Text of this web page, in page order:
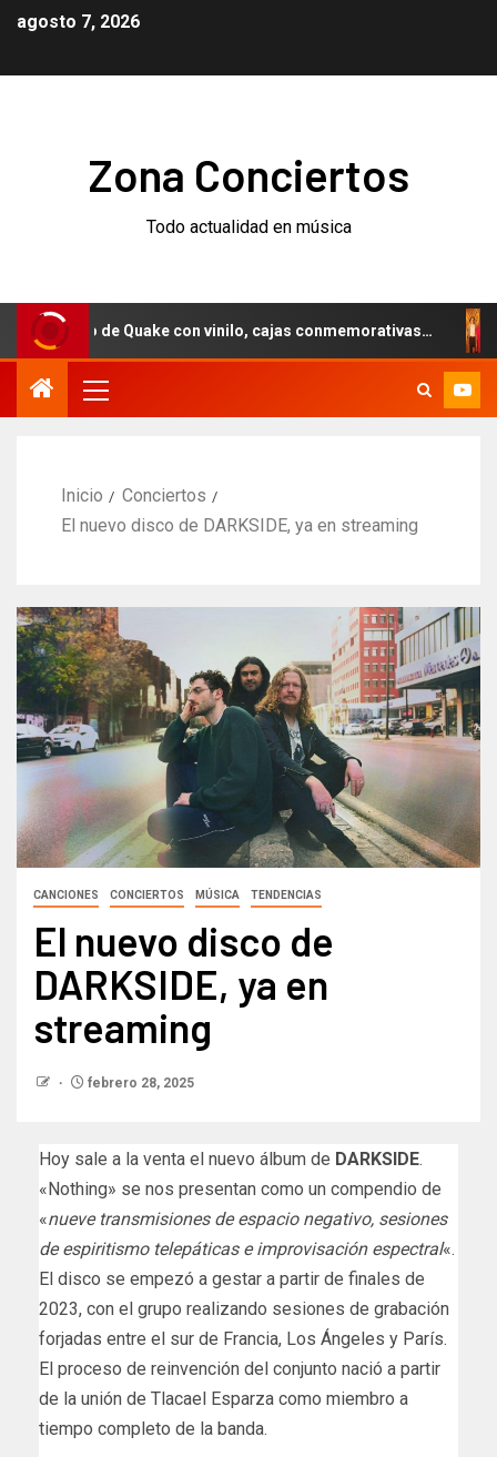
agosto 7, 2026
Zona Conciertos
Todo actualidad en música
de Quake con vinilo, cajas conmemorativas…
Inicio
Conciertos
El nuevo disco de DARKSIDE, ya en streaming
CANCIONES CONCIERTOS MÚSICA TENDENCIAS
El nuevo disco de
DARKSIDE, ya en
streaming
febrero 28, 2025
Hoy sale a la venta el nuevo álbum de DARKSIDE.
«Nothing» se nos presentan como un compendio de
«nueve transmisiones de espacio negativo, sesiones
de espiritismo telepáticas e improvisación espectral«.
El disco se empezó a gestar a partir de finales de
2023, con el grupo realizando sesiones de grabación
forjadas entre el sur de Francia, Los Ángeles y París.
El proceso de reinvención del conjunto nació a partir
de la unión de Tlacael Esparza como miembro a
tiempo completo de la banda.